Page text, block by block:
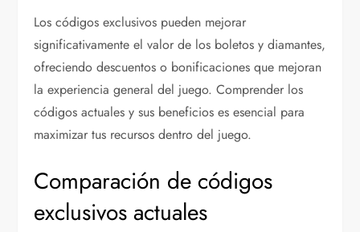
Los códigos exclusivos pueden mejorar
significativamente el valor de los boletos y diamantes,
ofreciendo descuentos o bonificaciones que mejoran
la experiencia general del juego. Comprender los
códigos actuales y sus beneficios es esencial para
maximizar tus recursos dentro del juego.
Comparación de códigos
exclusivos actuales